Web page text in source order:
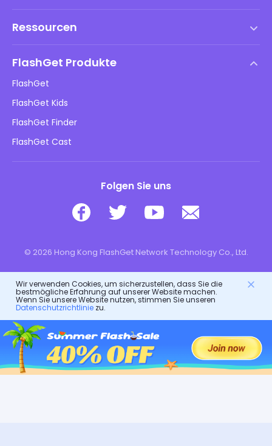
DMCA-Richtlinie
Datenschutzrichtlinie
Werberichtlinien
Verkaufen Sie nicht meine Informationen
Ressourcen
Online-Sicherheit für Kinder
Herunterladen
FlashGet Produkte
FlashGet
FlashGet Kids
FlashGet Finder
FlashGet Cast
Folgen Sie uns
© 2026 Hong Kong FlashGet Network Technology Co., Ltd.
Wir verwenden Cookies, um sicherzustellen, dass Sie die
bestmögliche Erfahrung auf unserer Website machen.
Wenn Sie unsere Website nutzen, stimmen Sie unseren
Datenschutzrichtliniezu.